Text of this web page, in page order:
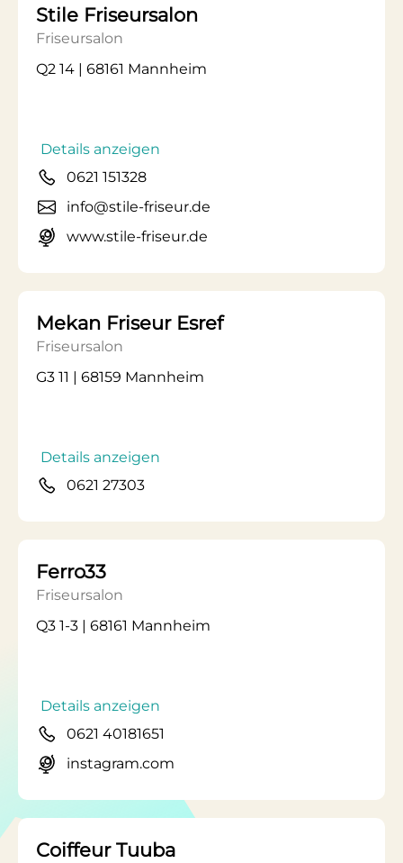
Stile Friseursalon
Friseursalon
Q2 14 | 68161 Mannheim
Details anzeigen
0621 151328
info@stile-friseur.de
www.stile-friseur.de
Mekan Friseur Esref
Friseursalon
G3 11 | 68159 Mannheim
Details anzeigen
0621 27303
Ferro33
Friseursalon
Q3 1-3 | 68161 Mannheim
Details anzeigen
0621 40181651
instagram.com
Coiffeur Tuuba